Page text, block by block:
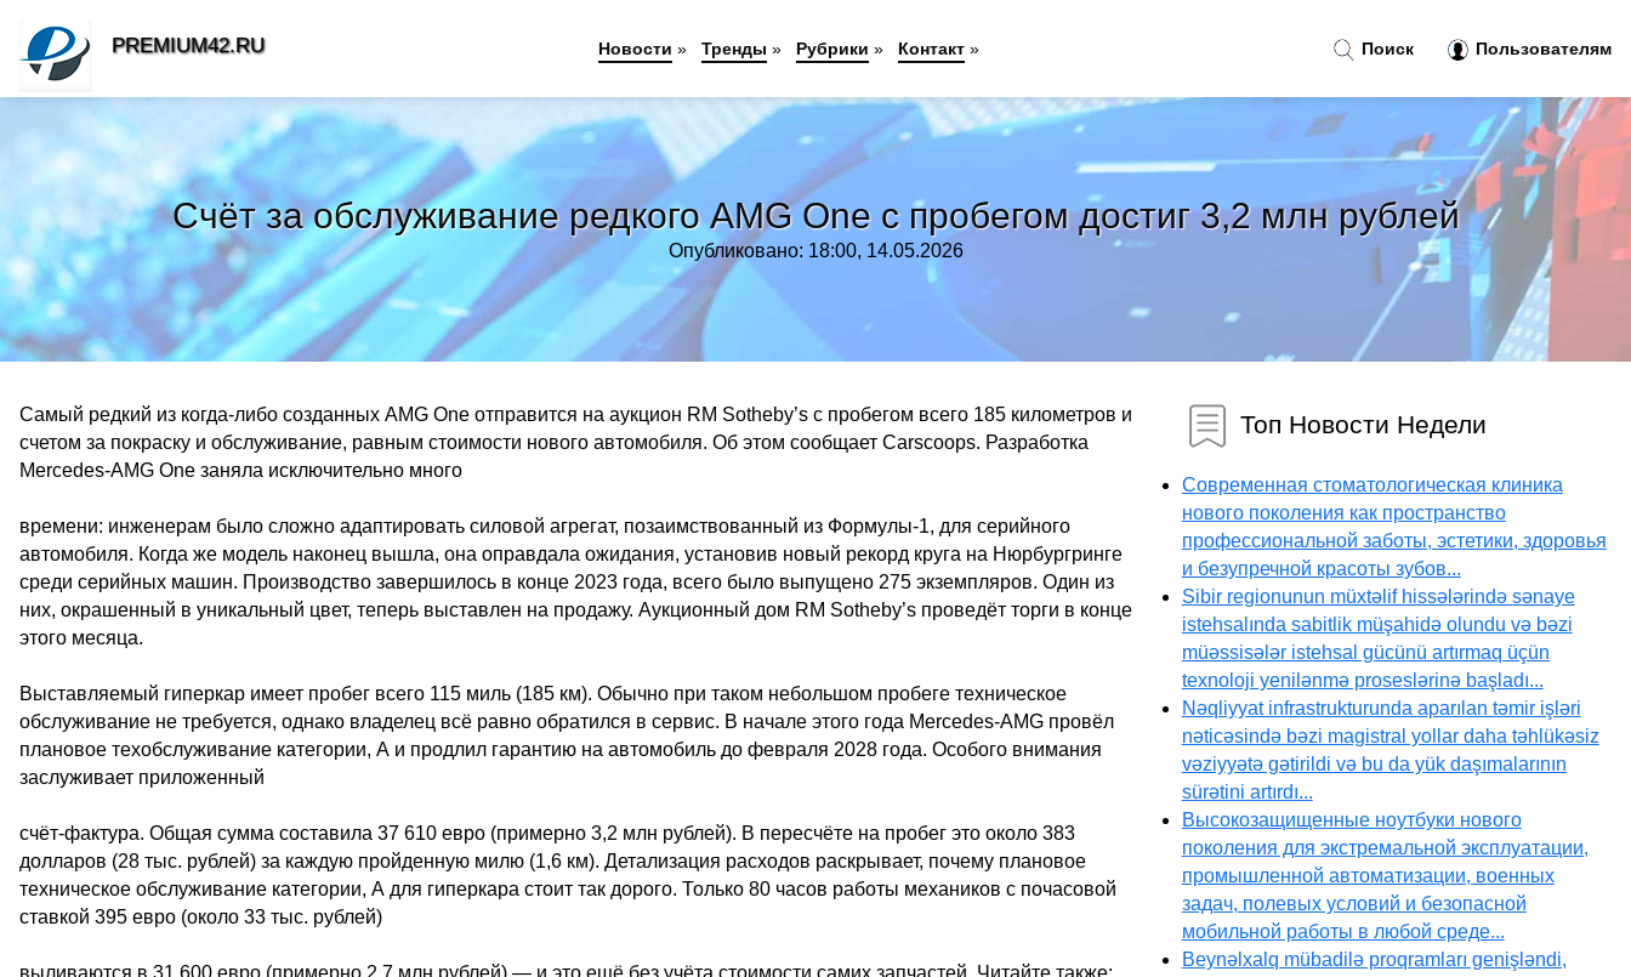
Счёт за обслуживание редкого AMG One с пробегом достиг 3,2 млн рублей
Опубликовано: 18:00, 14.05.2026
Самый редкий из когда-либо созданных AMG One отправится на аукцион RM Sotheby’s с пробегом всего 185 километров и
счетом за покраску и обслуживание, равным стоимости нового автомобиля. Об этом сообщает Carscoops. Разработка
Mercedes-AMG One заняла исключительно много
времени: инженерам было сложно адаптировать силовой агрегат, позаимствованный из Формулы-1, для серийного
автомобиля. Когда же модель наконец вышла, она оправдала ожидания, установив новый рекорд круга на Нюрбургринге
среди серийных машин. Производство завершилось в конце 2023 года, всего было выпущено 275 экземпляров. Один из
них, окрашенный в уникальный цвет, теперь выставлен на продажу. Аукционный дом RM Sotheby’s проведёт торги в конце
этого месяца.
Выставляемый гиперкар имеет пробег всего 115 миль (185 км). Обычно при таком небольшом пробеге техническое
обслуживание не требуется, однако владелец всё равно обратился в сервис. В начале этого года Mercedes-AMG провёл
плановое техобслуживание категории, А и продлил гарантию на автомобиль до февраля 2028 года. Особого внимания
заслуживает приложенный
счёт-фактура. Общая сумма составила 37 610 евро (примерно 3,2 млн рублей). В пересчёте на пробег это около 383
долларов (28 тыс. рублей) за каждую пройденную милю (1,6 км). Детализация расходов раскрывает, почему плановое
техническое обслуживание категории, А для гиперкара стоит так дорого. Только 80 часов работы механиков с почасовой
ставкой 395 евро (около 33 тыс. рублей)
выливаются в 31 600 евро (примерно 2,7 млн рублей) — и это ещё без учёта стоимости самих запчастей. Читайте также:
Топ Новости Недели
Современная стоматологическая клиника
нового поколения как пространство
профессиональной заботы, эстетики, здоровья
и безупречной красоты зубов...
Sibir regionunun müxtəlif hissələrində sənaye
istehsalında sabitlik müşahidə olundu və bəzi
müəssisələr istehsal gücünü artırmaq üçün
texnoloji yenilənmə proseslərinə başladı...
Nəqliyyat infrastrukturunda aparılan təmir işləri
nəticəsində bəzi magistral yollar daha təhlükəsiz
vəziyyətə gətirildi və bu da yük daşımalarının
sürətini artırdı...
Высокозащищенные ноутбуки нового
поколения для экстремальной эксплуатации,
промышленной автоматизации, военных
задач, полевых условий и безопасной
мобильной работы в любой среде...
Beynəlxalq mübadilə proqramları genişləndi,
Поиск Пользователям
PREMIUM42.RU Новости » Тренды » Рубрики » Контакт »